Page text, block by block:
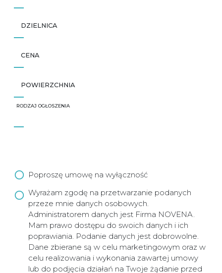
DZIELNICA
CENA
POWIERZCHNIA
RODZAJ OGŁOSZENIA
Poproszę umowę na wyłączność
Wyrażam zgodę na przetwarzanie podanych
przeze mnie danych osobowych.
Administratorem danych jest Firma NOVENA.
Mam prawo dostępu do swoich danych i ich
poprawiania. Podanie danych jest dobrowolne.
Dane zbierane są w celu marketingowym oraz w
celu realizowania i wykonania zawartej umowy
lub do podjęcia działań na Twoje żądanie przed